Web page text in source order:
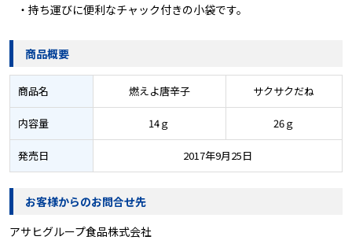
・持ち運びに便利なチャック付きの小袋です。
商品概要
商品名 燃えよ唐辛子 サクサクだね
内容量 14ｇ 26ｇ
発売日 2017年9月25日
お客様からのお問合せ先
アサヒグループ食品株式会社